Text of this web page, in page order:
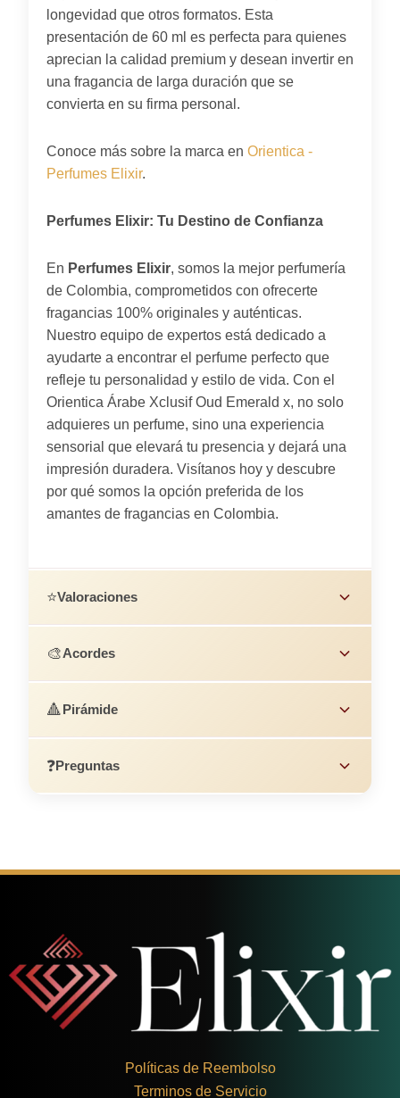
longevidad que otros formatos. Esta
presentación de 60 ml es perfecta para quienes
aprecian la calidad premium y desean invertir en
una fragancia de larga duración que se
convierta en su firma personal.
Conoce más sobre la marca en Orientica -
Perfumes Elixir.
Perfumes Elixir: Tu Destino de Confianza
En Perfumes Elixir, somos la mejor perfumería
de Colombia, comprometidos con ofrecerte
fragancias 100% originales y auténticas.
Nuestro equipo de expertos está dedicado a
ayudarte a encontrar el perfume perfecto que
refleje tu personalidad y estilo de vida. Con el
Orientica Árabe Xclusif Oud Emerald x, no solo
adquieres un perfume, sino una experiencia
sensorial que elevará tu presencia y dejará una
impresión duradera. Visítanos hoy y descubre
por qué somos la opción preferida de los
amantes de fragancias en Colombia.
⭐Valoraciones
🎨Acordes
🔺Pirámide
❓Preguntas
Políticas de Reembolso
Terminos de Servicio